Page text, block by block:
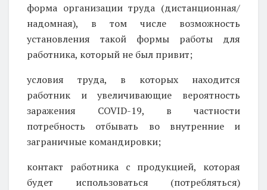
форма организации труда (дистанционная/
надомная), в том числе возможность
установления такой формы работы для
работника, который не был привит;
условия труда, в которых находится
работник и увеличивающие вероятность
заражения COVID-19, в частности
потребность отбывать во внутренние и
заграничные командировки;
контакт работника с продукцией, которая
будет использоваться (потребляться)